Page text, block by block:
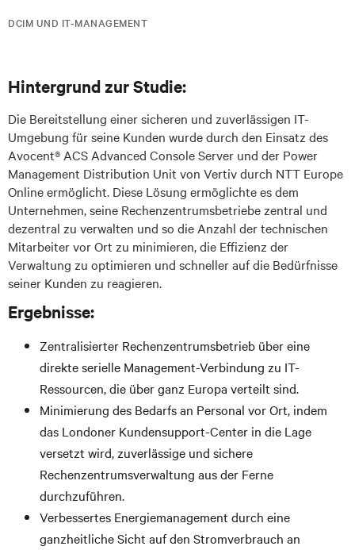
DCIM UND IT-MANAGEMENT
Hintergrund zur Studie:
Die Bereitstellung einer sicheren und zuverlässigen IT-
Umgebung für seine Kunden wurde durch den Einsatz des
Avocent® ACS Advanced Console Server und der Power
Management Distribution Unit von Vertiv durch NTT Europe
Online ermöglicht. Diese Lösung ermöglichte es dem
Unternehmen, seine Rechenzentrumsbetriebe zentral und
dezentral zu verwalten und so die Anzahl der technischen
Mitarbeiter vor Ort zu minimieren, die Effizienz der
Verwaltung zu optimieren und schneller auf die Bedürfnisse
seiner Kunden zu reagieren.
Ergebnisse:
Zentralisierter Rechenzentrumsbetrieb über eine
direkte serielle Management-Verbindung zu IT-
Ressourcen, die über ganz Europa verteilt sind.
Minimierung des Bedarfs an Personal vor Ort, indem
das Londoner Kundensupport-Center in die Lage
versetzt wird, zuverlässige und sichere
Rechenzentrumsverwaltung aus der Ferne
durchzuführen.
Verbessertes Energiemanagement durch eine
ganzheitliche Sicht auf den Stromverbrauch an